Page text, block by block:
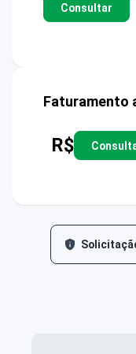
Consultar
Faturamento
R$